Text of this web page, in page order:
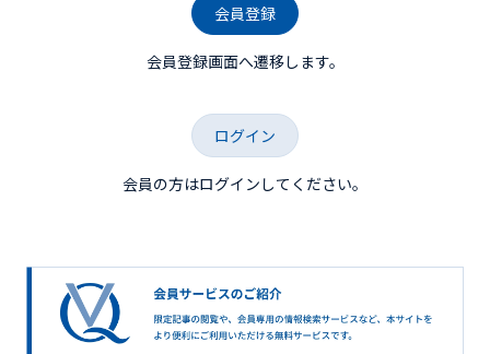
会員登録
会員登録画面へ遷移します。
ログイン
会員の方はログインしてください。